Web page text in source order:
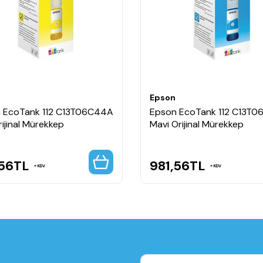
3 sn.
faks
ve saklama, Otomatik Yeniden Arama, Adres Defteri, Yayın Faksı, Fax
112 C13T06C44A
Mürekkep
TL KDV
Epson
Epson EcoTank 112
Mavi Orijinal Mürekkep
981,56TL KDV